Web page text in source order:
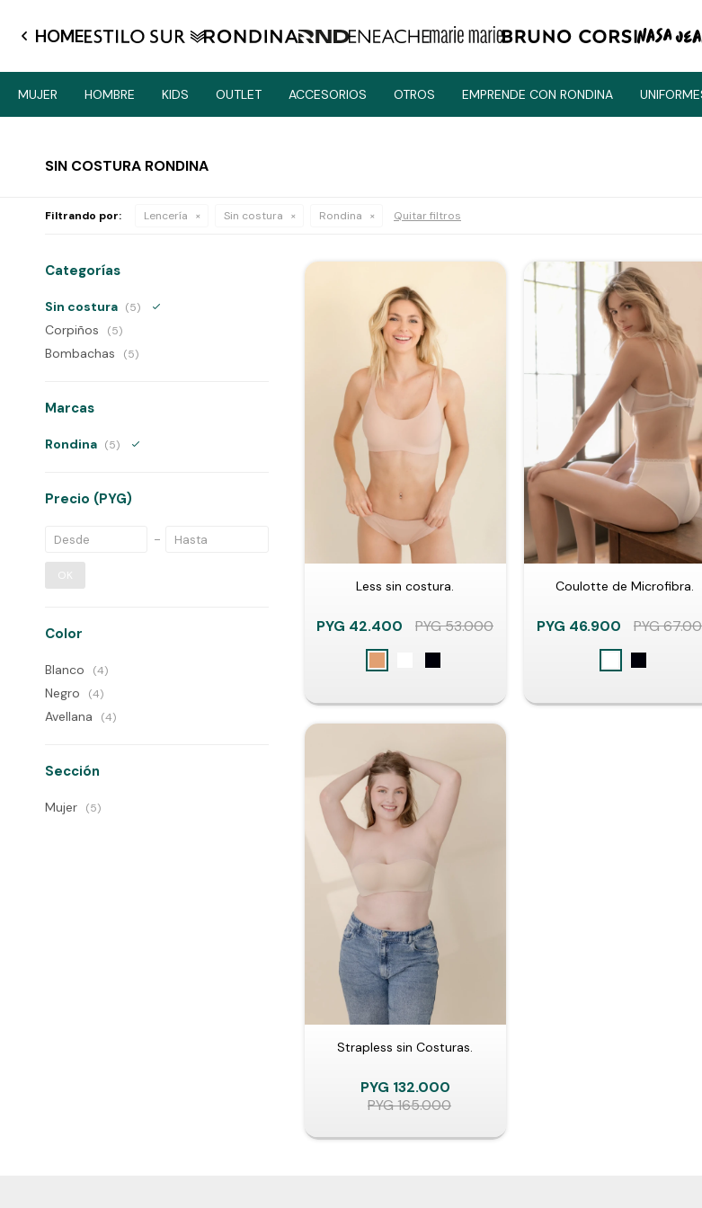
HOME
MUJER HOMBRE KIDS OUTLET ACCESORIOS OTROS EMPRENDE CON RONDINA
SIN COSTURA RONDINA
Filtrando por: Lencería Sin costura Rondina Quitar filtros
Less sin costura.
PYG 42.400 PYG53.000
Coulotte de Microfibra.
PYG 46.900 PYG
Strapless sin Costuras.
PYG 132.000
PYG165.000
Categorías
Sin costura (5)
Corpiños (5)
Bombachas (5)
Marcas
Rondina (5)
Precio (PYG)
OK
Color
Blanco (4)
Negro (4)
Avellana (4)
Sección
Mujer (5)